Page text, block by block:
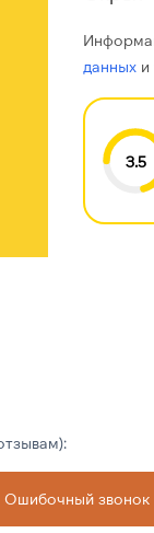
данных и
3.5
Ошибочный звонок